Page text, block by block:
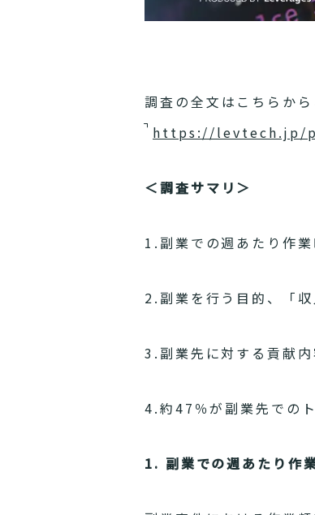
調査の全文はこちらから
https://levtech.jp/
＜調査サマリ＞
1.副業での週あたり作
2.副業を行う目的、「
3.副業先に対する貢献
4.約47％が副業先での
1. 副業での週あたり作